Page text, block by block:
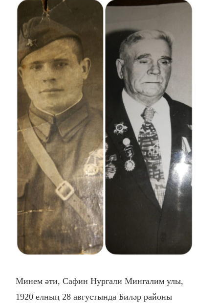
Минем әти, Сафин Нургали Мингалим улы,
1920 елның 28 августында Биләр районы